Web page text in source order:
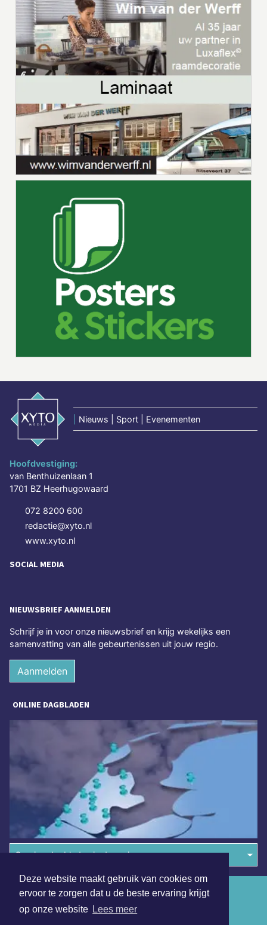
Deze website maakt gebruik van cookies om
ervoor te zorgen dat u de beste ervaring krijgt
op onze website Lees meer
Nieuws | Sport | Evenementen
Hoofdvestiging:
van Benthuizenlaan 1
1701 BZ Heerhugowaard
072 8200 600
redactie@xyto.nl
www.xyto.nl
SOCIAL MEDIA
NIEUWSBRIEF AANMELDEN
Schrijf je in voor onze nieuwsbrief en krijg wekelijks een
samenvatting van alle gebeurtenissen uit jouw regio.
Aanmelden
ONLINE DAGBLADEN
Overige dagbladen in de regio
Algemene voorwaarden
Disclaimer